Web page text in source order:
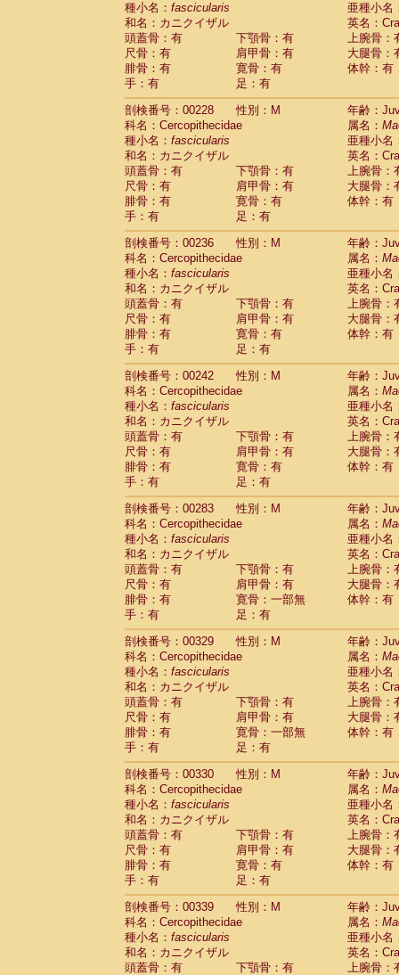
種小名： fascicularis
亜種小名
和名：カニクイザル
英名：
頭蓋骨：有
下顎骨：有
上腕骨：
尺骨：有
肩甲骨：有
大腿骨：
腓骨：有
寛骨：有
体幹：有
手：有
足：有
剖検番号：00228
性別：M
年齢：
科名：Cercopithecidae
属名：
種小名： fascicularis
亜種小名
和名：カニクイザル
英名：
頭蓋骨：有
下顎骨：有
上腕骨：
尺骨：有
肩甲骨：有
大腿骨：
腓骨：有
寛骨：有
体幹：有
手：有
足：有
剖検番号：00236
性別：M
年齢：
科名：Cercopithecidae
属名：
種小名： fascicularis
亜種小名
和名：カニクイザル
英名：
頭蓋骨：有
下顎骨：有
上腕骨：
尺骨：有
肩甲骨：有
大腿骨：
腓骨：有
寛骨：有
体幹：有
手：有
足：有
剖検番号：00242
性別：M
年齢：
科名：Cercopithecidae
属名：
種小名： fascicularis
亜種小名
和名：カニクイザル
英名：
頭蓋骨：有
下顎骨：有
上腕骨：
尺骨：有
肩甲骨：有
大腿骨：
腓骨：有
寛骨：有
体幹：有
手：有
足：有
剖検番号：00283
性別：M
年齢：
科名：Cercopithecidae
属名：
種小名： fascicularis
亜種小名
和名：カニクイザル
英名：
頭蓋骨：有
下顎骨：有
上腕骨：
尺骨：有
肩甲骨：有
大腿骨：
腓骨：有
寛骨：一部無
体幹：有
手：有
足：有
剖検番号：00329
性別：M
年齢：
科名：Cercopithecidae
属名：
種小名： fascicularis
亜種小名
和名：カニクイザル
英名：
頭蓋骨：有
下顎骨：有
上腕骨：
尺骨：有
肩甲骨：有
大腿骨：
腓骨：有
寛骨：一部無
体幹：有
手：有
足：有
剖検番号：00330
性別：M
年齢：
科名：Cercopithecidae
属名：
種小名： fascicularis
亜種小名
和名：カニクイザル
英名：
頭蓋骨：有
下顎骨：有
上腕骨：
尺骨：有
肩甲骨：有
大腿骨：
腓骨：有
寛骨：有
体幹：有
手：有
足：有
剖検番号：00339
性別：M
年齢：
科名：Cercopithecidae
属名：
種小名： fascicularis
亜種小名
和名：カニクイザル
英名：
頭蓋骨：有
下顎骨：有
上腕骨：